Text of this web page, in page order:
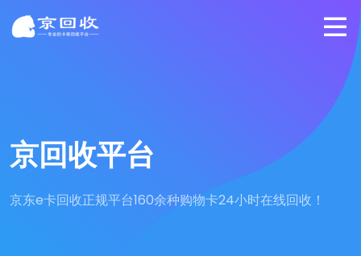
京回收平台
京东e卡回收正规平台160余种购物卡24小时在线回收！